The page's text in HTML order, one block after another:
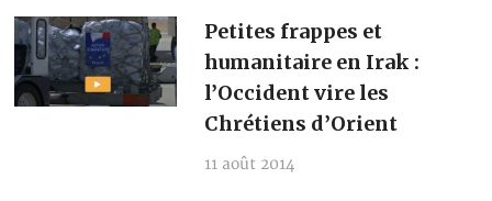
Petites frappes et
humanitaire en Irak :
l’Occident vire les
Chrétiens d’Orient
11 août 2014